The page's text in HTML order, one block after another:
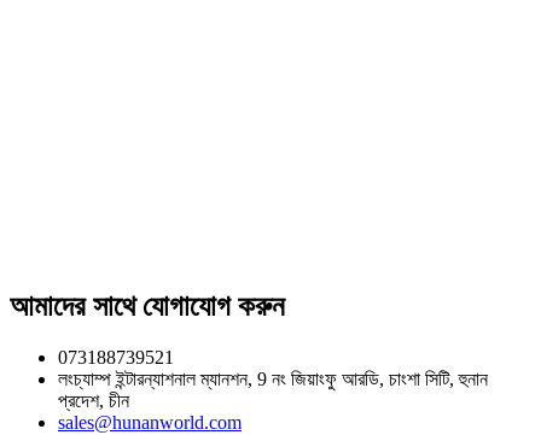
আমাদের সাথে যোগাযোগ করুন
073188739521
লংচ্যাম্প ইন্টারন্যাশনাল ম্যানশন, 9 নং জিয়াংফু আরডি, চাংশা সিটি, হুনান
প্রদেশ, চীন
sales@hunanworld.com